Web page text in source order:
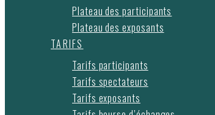
Plateau des participants
Plateau des exposants
TARIFS
Tarifs participants
Tarifs spectateurs
Tarifs exposants